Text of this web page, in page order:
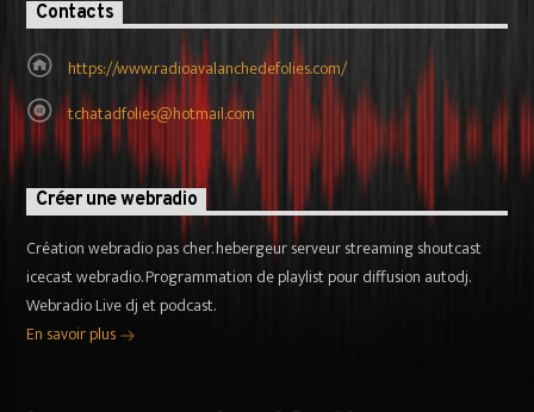
Contacts
https://www.radioavalanchedefolies.com/
tchatadfolies@hotmail.com
Créer une webradio
Création webradio pas cher. hebergeur serveur streaming shoutcast
icecast webradio. Programmation de playlist pour diffusion autodj.
Webradio Live dj et podcast.
En savoir plus